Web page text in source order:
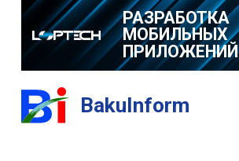
РАЗРАБОТКА
МОБИЛЬНЫХ
ПРИЛОЖЕНИЙ
BakuInform